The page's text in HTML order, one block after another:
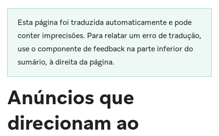
Esta página foi traduzida automaticamente e pode
conter imprecisões. Para relatar um erro de tradução,
use o componente de feedback na parte inferior do
sumário, à direita da página.
Anúncios que
direcionam ao